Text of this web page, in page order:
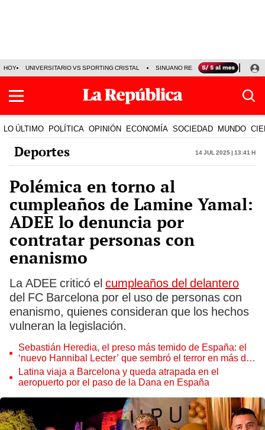
HOY UNIVERSITARIO VS SPORTING CRISTAL SINUANO RESULTADOS HOY
LO ÚLTIMO POLÍTICA OPINIÓN ECONOMÍA SOCIEDAD MUNDO
Deportes 14 Jul 2025 | 13:41 h
Polémica en torno al
cumpleaños de Lamine Yamal:
ADEE lo denuncia por
contratar personas con
enanismo
La ADEE criticó el cumpleaños del delantero
del FC Barcelona por el uso de personas con
enanismo, quienes consideran que los hechos
vulneran la legislación.
Sebastián Heredia, el preso más temido de España: el
‘nuevo Hannibal Lecter’ que sembró el terror en más de
10 cárceles
Latina viaja a Barcelona y queda atrapada en el
aeropuerto por el paso de la Dana en España